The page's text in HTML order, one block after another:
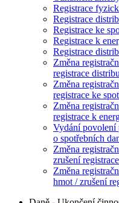
Registrace
Registrace
Registrace ke
Registrace k
Registrace
Změna
registrace
Změna
registrace ke
Změna
registrace k
Vydání povolení
o spotřebních
Změna
zrušení
Změna
hmot / zrušení